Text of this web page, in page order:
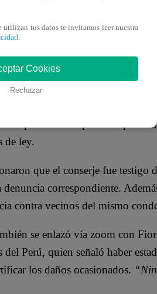
septiembre, un joven
los espacios comunes de un
denunciaron y el hombre
de “Arriba Mi Gente
que es el tiempo
de ley.
que el conserje fue testigo
denuncia correspondiente.
contra vecinos del mismo
se enlazó vía zoom con
del Perú, quien señaló haber
los daños ocasionados.
utilizan tus datos te invitamos leer nuestra
.
Cookies
Rechazar